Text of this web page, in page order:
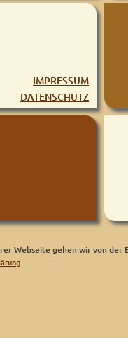
IMPRESSUM
DATENSCHUTZ
Webseite gehen wir von der
.